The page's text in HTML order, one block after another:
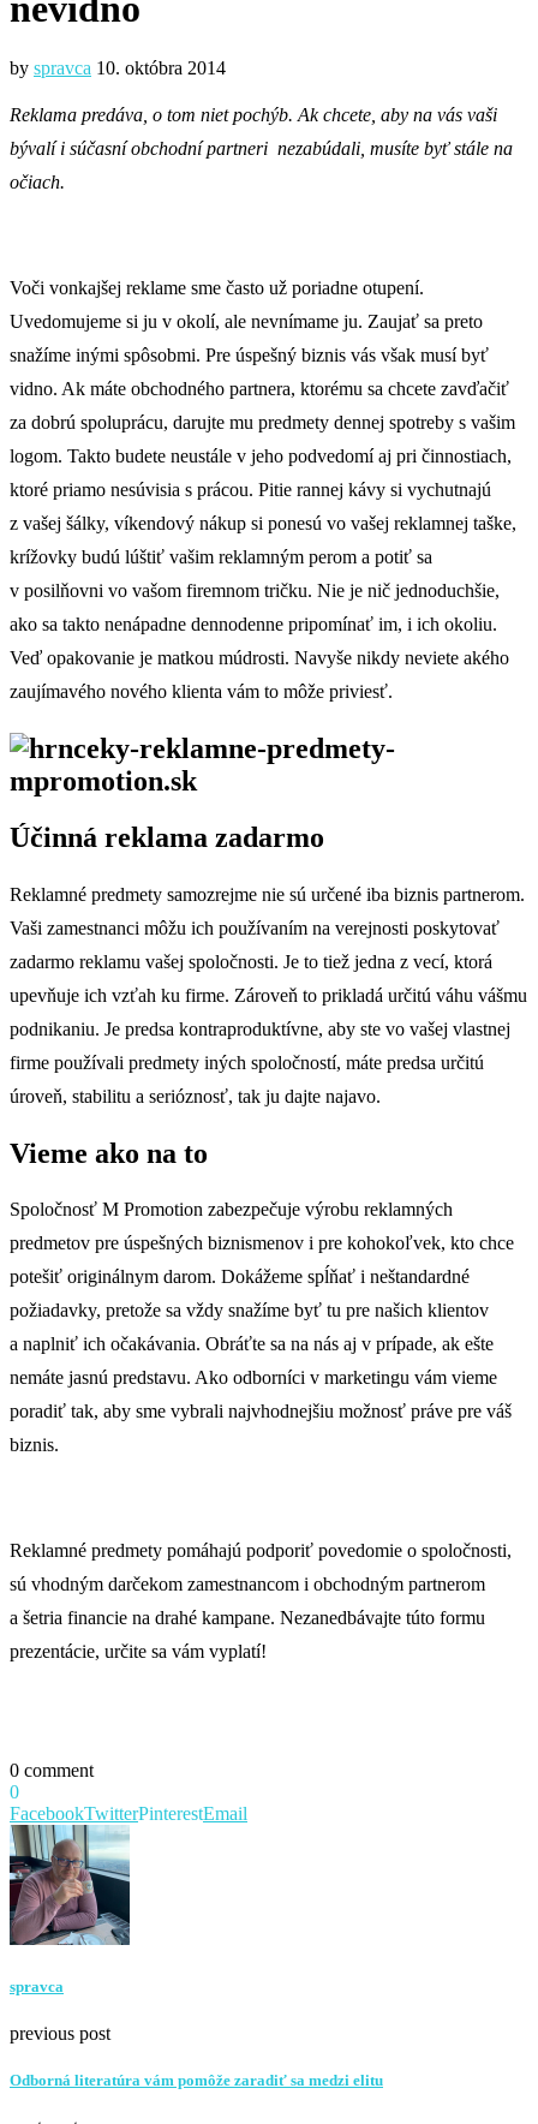
nevidno
by spravca 10. októbra 2014
Reklama predáva, o tom niet pochýb. Ak chcete, aby na vás vaši
bývalí i súčasní obchodní partneri nezabúdali, musíte byť stále na
očiach.
Voči vonkajšej reklame sme často už poriadne otupení.
Uvedomujeme si ju v okolí, ale nevnímame ju. Zaujať sa preto
snažíme inými spôsobmi. Pre úspešný biznis vás však musí byť
vidno. Ak máte obchodného partnera, ktorému sa chcete zavďačiť
za dobrú spoluprácu, darujte mu predmety dennej spotreby s vašim
logom. Takto budete neustále v jeho podvedomí aj pri činnostiach,
ktoré priamo nesúvisia s prácou. Pitie rannej kávy si vychutnajú
z vašej šálky, víkendový nákup si ponesú vo vašej reklamnej taške,
krížovky budú lúštiť vašim reklamným perom a potiť sa
v posilňovni vo vašom firemnom tričku. Nie je nič jednoduchšie,
ako sa takto nenápadne dennodenne pripomínať im, i ich okoliu.
Veď opakovanie je matkou múdrosti. Navyše nikdy neviete akého
zaujímavého nového klienta vám to môže priviesť.
Účinná reklama zadarmo
Reklamné predmety samozrejme nie sú určené iba biznis partnerom.
Vaši zamestnanci môžu ich používaním na verejnosti poskytovať
zadarmo reklamu vašej spoločnosti. Je to tiež jedna z vecí, ktorá
upevňuje ich vzťah ku firme. Zároveň to prikladá určitú váhu vášmu
podnikaniu. Je predsa kontraproduktívne, aby ste vo vašej vlastnej
firme používali predmety iných spoločností, máte predsa určitú
úroveň, stabilitu a serióznosť, tak ju dajte najavo.
Vieme ako na to
Spoločnosť M Promotion zabezpečuje výrobu reklamných
predmetov pre úspešných biznismenov i pre kohokoľvek, kto chce
potešiť originálnym darom. Dokážeme spĺňať i neštandardné
požiadavky, pretože sa vždy snažíme byť tu pre našich klientov
a naplniť ich očakávania. Obráťte sa na nás aj v prípade, ak ešte
nemáte jasnú predstavu. Ako odborníci v marketingu vám vieme
poradiť tak, aby sme vybrali najvhodnejšiu možnosť práve pre váš
biznis.
Reklamné predmety pomáhajú podporiť povedomie o spoločnosti,
sú vhodným darčekom zamestnancom i obchodným partnerom
a šetria financie na drahé kampane. Nezanedbávajte túto formu
prezentácie, určite sa vám vyplatí!
0 comment
0
FacebookTwitterPinterestEmail
spravca
previous post
Odborná literatúra vám pomôže zaradiť sa medzi elitu